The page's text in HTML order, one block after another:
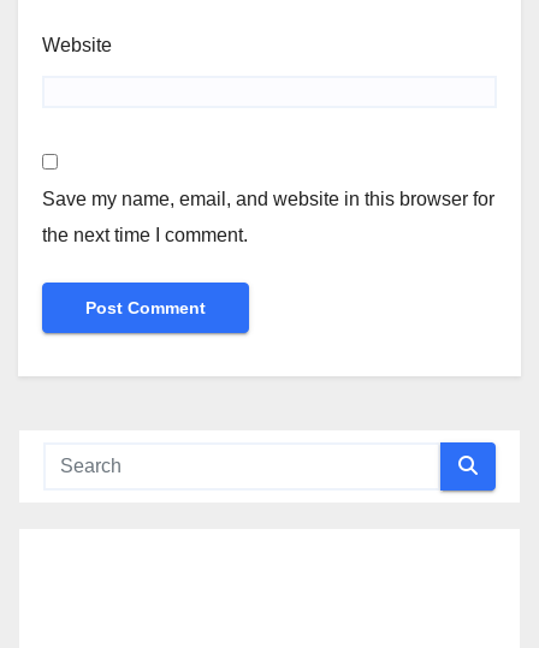
Website
Save my name, email, and website in this browser for
the next time I comment.